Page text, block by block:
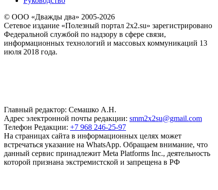
© ООО «Дважды два» 2005-2026
Сетевое издание «Полезный портал 2x2.su» зарегистрировано
Федеральной службой по надзору в сфере связи,
информационных технологий и массовых коммуникаций 13
июля 2018 года.
Главный редактор: Семашко А.Н.
Адрес электронной почты редакции: smm2x2su@gmail.com
Телефон Редакции: +7 968 246-25-97
На страницах сайта в информационных целях может
встречаться указание на WhatsApp. Обращаем внимание, что
данный сервис принадлежит Meta Platforms Inc., деятельность
которой признана экстремистской и запрещена в РФ